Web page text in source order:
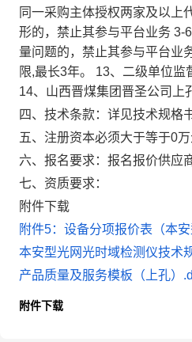
同一采购主体授权两家及以上
形的，禁止其参与平台业务
量问题的，禁止其参与平台业
限,最长3年。 13、二级单位
14、山西晋煤集团晋圣公司上
四、技术条款：详见技术规格
五、注册资本必须大于等于0
六、报名要求：报名报价供应
七、资质要求：
附件下载
附件5：设备分项报价表（本
本安型光网光时域检测仪技术
产品质量及服务模板（上孔）
附件下载